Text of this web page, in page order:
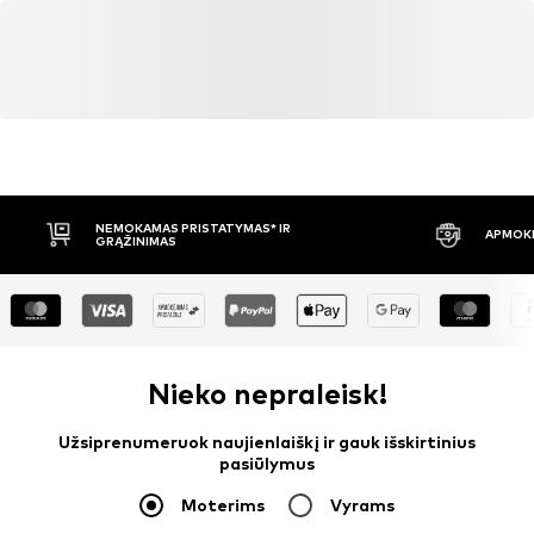
NEMOKAMAS PRISTATYMAS* IR
GRĄŽINIMAS
Nieko nepraleisk!
Užsiprenumeruok naujienlaiškį ir gauk išskirtinius
pasiūlymus
Moterims Vyrams